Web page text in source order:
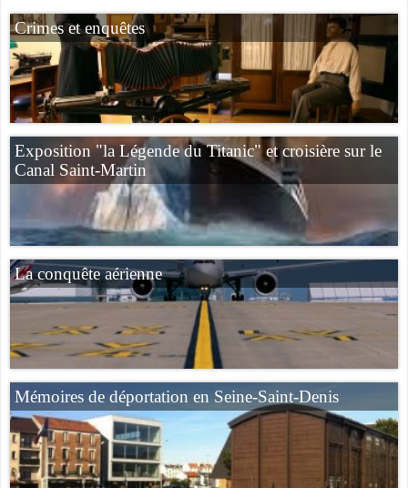
Crimes et enquêtes
Exposition "la Légende du Titanic" et croisière sur le
Canal Saint-Martin
La conquête aérienne
Mémoires de déportation en Seine-Saint-Denis